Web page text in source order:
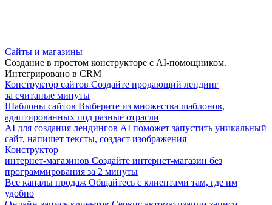
Сайты и магазины
Создание в простом конструкторе с AI-помощником.
Интегрировано в CRM
Конструктор сайтов Создайте продающий лендинг
за считаные минуты
Шаблоны сайтов Выберите из множества шаблонов,
адаптированных под разные отрасли
AI для создания лендингов AI поможет запустить уникальный
сайт, напишет тексты, создаст изображения
Конструктор
интернет-магазинов Создайте интернет-магазин без
программирования за 2 минуты
Все каналы продаж Общайтесь с клиентами там, где им
удобно